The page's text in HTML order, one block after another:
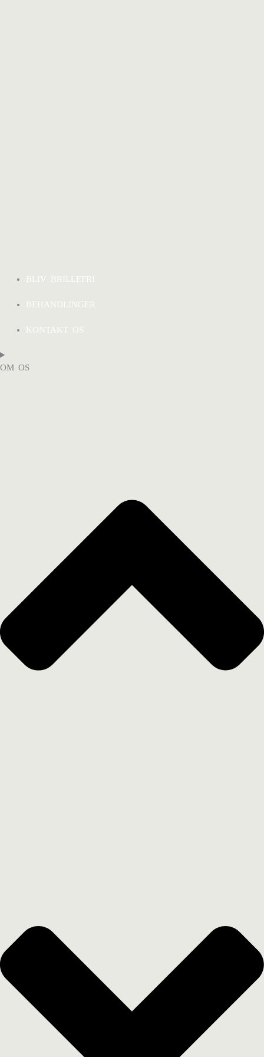
BLIV BRILLEFRI
BEHANDLINGER
KONTAKT OS
OM OS